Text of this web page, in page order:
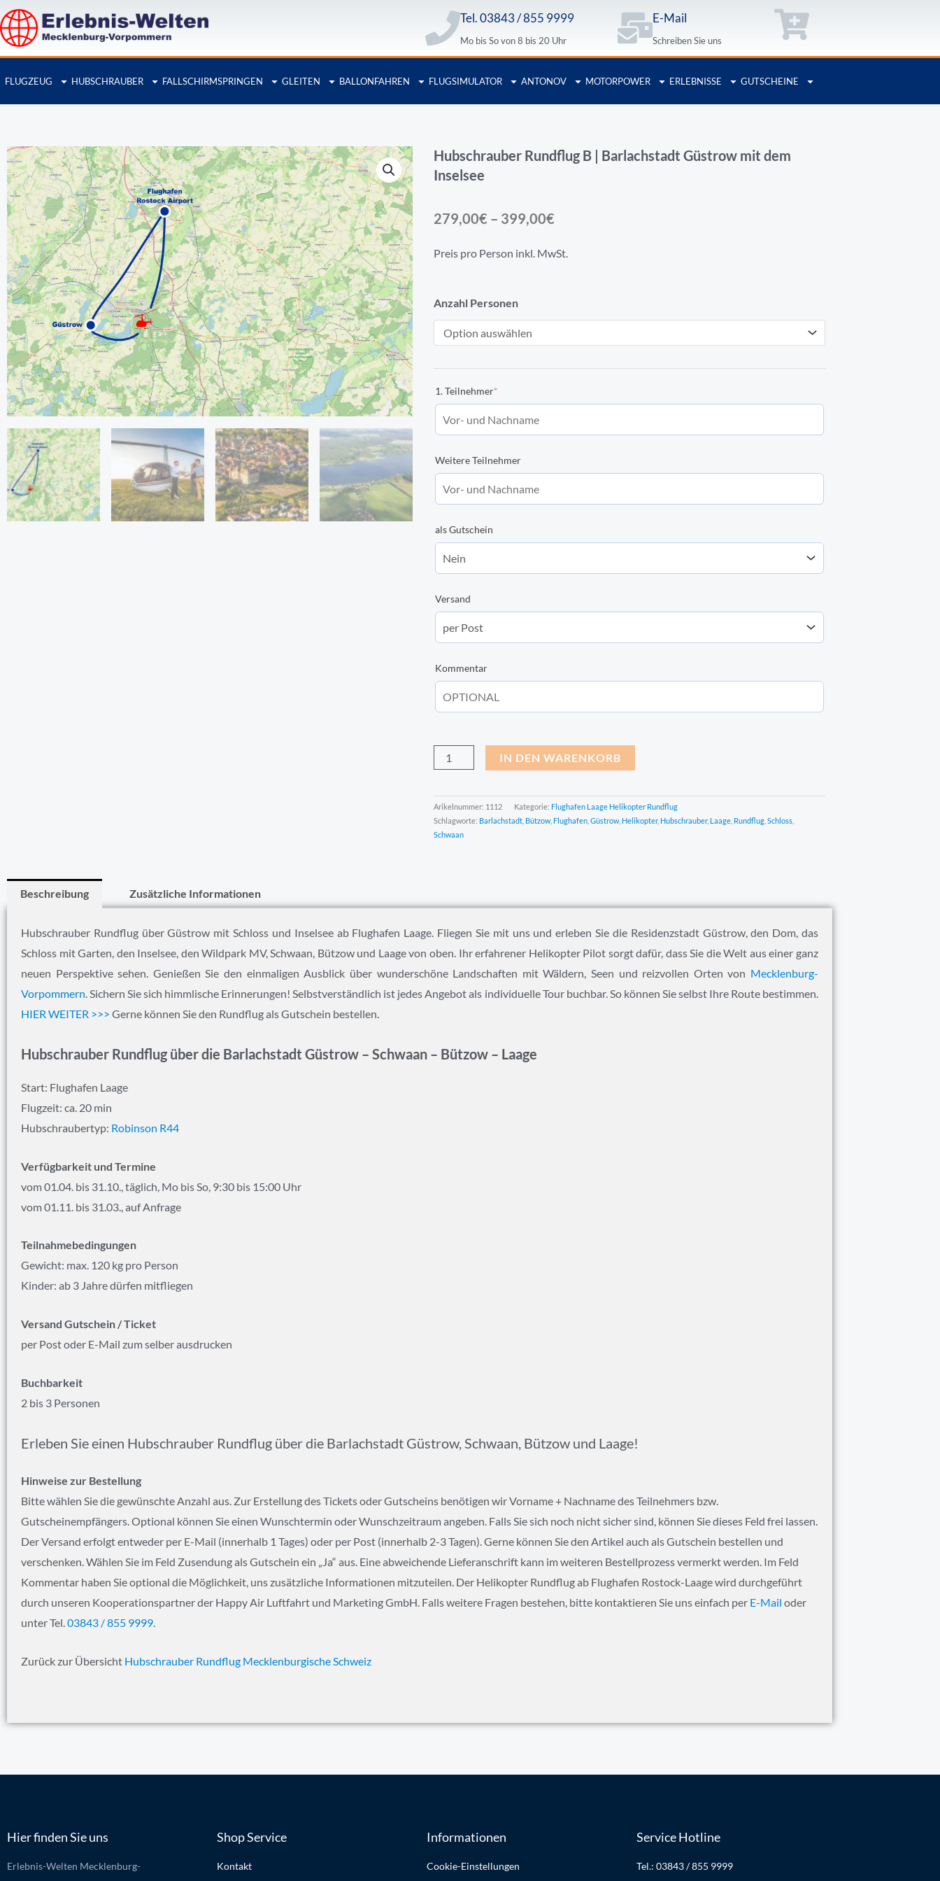
Zum
Inhalt
springen
Tel. 03843 / 855 9999
Mo bis So von 8 bis 20 Uhr
E-Mail
Schreiben Sie uns
FLUGZEUG HUBSCHRAUBER FALLSCHIRMSPRINGEN GLEITEN BALLONFAHREN FLUGSIMULATOR ANTONOV MOTORPOWER ERLEBNISSE GUTSCHEINE
Hubschrauber Rundflug B | Barlachstadt Güstrow mit dem
Inselsee
279,00€ – 399,00€
Preis pro Person inkl. MwSt.
Anzahl Personen
1. Teilnehmer*
Weitere Teilnehmer
als Gutschein
Versand
Kommentar
Hubschrauber
Rundflug
B
Güstrow
mit
Inselsee
Menge
IN DEN WARENKORB
Arikelnummer: 1112 Kategorie: Flughafen Laage Helikopter Rundflug
Schlagworte: Barlachstadt Bützow, Flughafen Güstrow, Helikopter, Hubschrauber, Laage Rundflug Schloss
Schwaan
Beschreibung Zusätzliche Informationen
Hubschrauber Rundflug über Güstrow mit Schloss und Inselsee ab Flughafen Laage. Fliegen Sie mit uns und erleben Sie die Residenzstadt Güstrow, den Dom, das
Schloss mit Garten, den Inselsee, den Wildpark MV, Schwaan, Bützow und Laage von oben. Ihr erfahrener Helikopter Pilot sorgt dafür, dass Sie die Welt aus einer ganz
neuen Perspektive sehen. Genießen Sie den einmaligen Ausblick über wunderschöne Landschaften mit Wäldern, Seen und reizvollen Orten von Mecklenburg-
Vorpommern . Sichern Sie sich himmlische Erinnerungen! Selbstverständlich ist jedes Angebot als individuelle Tour buchbar. So können Sie selbst Ihre Route bestimmen.
HIER WEITER >>> Gerne können Sie den Rundflug als Gutschein bestellen.
Hubschrauber Rundflug über die Barlachstadt Güstrow – Schwaan – Bützow – Laage
Start: Flughafen Laage
Flugzeit: ca. 20 min
Hubschraubertyp: Robinson R44
Verfügbarkeit und Termine
vom 01.04. bis 31.10., täglich, Mo bis So, 9:30 bis 15:00 Uhr
vom 01.11. bis 31.03., auf Anfrage
Teilnahmebedingungen
Gewicht: max. 120 kg pro Person
Kinder: ab 3 Jahre dürfen mitfliegen
Versand Gutschein / Ticket
per Post oder E-Mail zum selber ausdrucken
Buchbarkeit
2 bis 3 Personen
Erleben Sie einen Hubschrauber Rundflug über die Barlachstadt Güstrow, Schwaan, Bützow und Laage!
Hinweise zur Bestellung
Bitte wählen Sie die gewünschte Anzahl aus. Zur Erstellung des Tickets oder Gutscheins benötigen wir Vorname + Nachname des Teilnehmers bzw.
Gutscheinempfängers. Optional können Sie einen Wunschtermin oder Wunschzeitraum angeben. Falls Sie sich noch nicht sicher sind, können Sie dieses Feld frei lassen.
Der Versand erfolgt entweder per E-Mail (innerhalb 1 Tages) oder per Post (innerhalb 2-3 Tagen). Gerne können Sie den Artikel auch als Gutschein bestellen und
verschenken. Wählen Sie im Feld Zusendung als Gutschein ein „Ja“ aus. Eine abweichende Lieferanschrift kann im weiteren Bestellprozess vermerkt werden. Im Feld
Kommentar haben Sie optional die Möglichkeit, uns zusätzliche Informationen mitzuteilen. Der Helikopter Rundflug ab Flughafen Rostock-Laage wird durchgeführt
durch unseren Kooperationspartner der Happy Air Luftfahrt und Marketing GmbH. Falls weitere Fragen bestehen, bitte kontaktieren Sie uns einfach per E-Mail oder
unter Tel.03843 / 855 9999.
Zurück zur Übersicht Hubschrauber Rundflug Mecklenburgische Schweiz
Hier finden Sie uns
Erlebnis-Welten Mecklenburg-
Shop Service
Kontakt
Informationen
Cookie-Einstellungen
Service Hotline
Tel.: 03843 / 855 9999